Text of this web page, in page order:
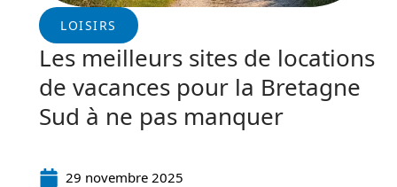
LOISIRS
Les meilleurs sites de locations
de vacances pour la Bretagne
Sud à ne pas manquer
29 novembre 2025